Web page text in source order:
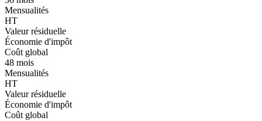
Mensualités
HT
Valeur résiduelle
Économie d'impôt
Coût global
48 mois
Mensualités
HT
Valeur résiduelle
Économie d'impôt
Coût global